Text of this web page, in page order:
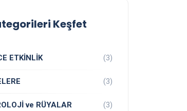
Keşfet
ETKİNLİK (3)
(3)
ve RÜYALAR (3)